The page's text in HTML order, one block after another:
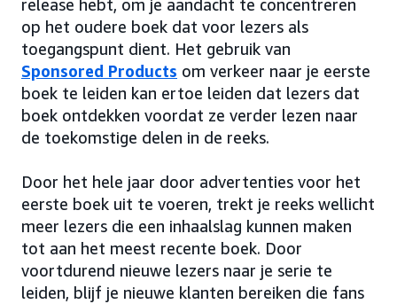
release hebt, om je aandacht te concentreren
op het oudere boek dat voor lezers als
toegangspunt dient. Het gebruik van
Sponsored Products om verkeer naar je eerste
boek te leiden kan ertoe leiden dat lezers dat
boek ontdekken voordat ze verder lezen naar
de toekomstige delen in de reeks.
Door het hele jaar door advertenties voor het
eerste boek uit te voeren, trekt je reeks wellicht
meer lezers die een inhaalslag kunnen maken
tot aan het meest recente boek. Door
voortdurend nieuwe lezers naar je serie te
leiden, blijf je nieuwe klanten bereiken die fans